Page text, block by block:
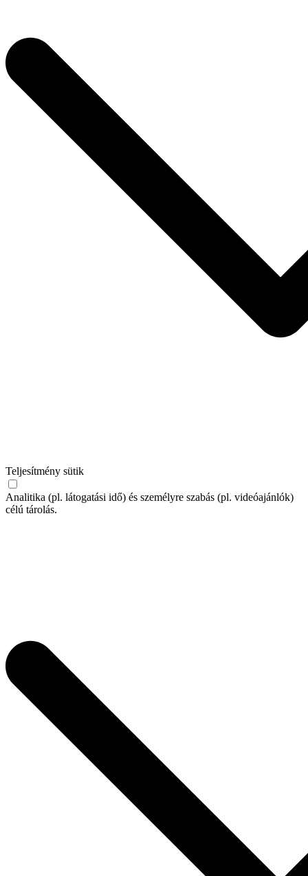
Teljesítmény sütik
Analitika (pl. látogatási idő) és személyre szabás (pl. videóajánlók)
célú tárolás.